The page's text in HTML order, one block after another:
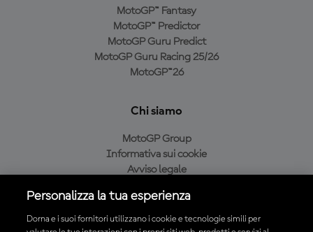
MotoGP™ Fantasy
MotoGP™ Predictor
MotoGP Guru Predict
MotoGP Guru Racing 25/26
MotoGP™26
Chi siamo
MotoGP Group
Informativa sui cookie
Avviso legale
Condizioni di acquisto
Personalizza la tua esperienza
Dorna e i suoi fornitori utilizzano i cookie e tecnologie simili per